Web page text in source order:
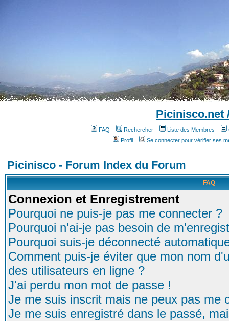
Picinisco.net
FAQ Rechercher Liste des Membres
Profil
Se connecter pour vérifier ses
Picinisco - Forum Index du Forum
FAQ
Connexion et Enregistrement
Pourquoi ne puis-je pas me connecter ?
Pourquoi n'ai-je pas besoin de
Pourquoi suis-je déconnecté
Comment puis-je éviter que mon nom
des utilisateurs en ligne ?
J'ai perdu mon mot de passe !
Je me suis inscrit mais ne peux pas me
Je me suis enregistré dans le passé,